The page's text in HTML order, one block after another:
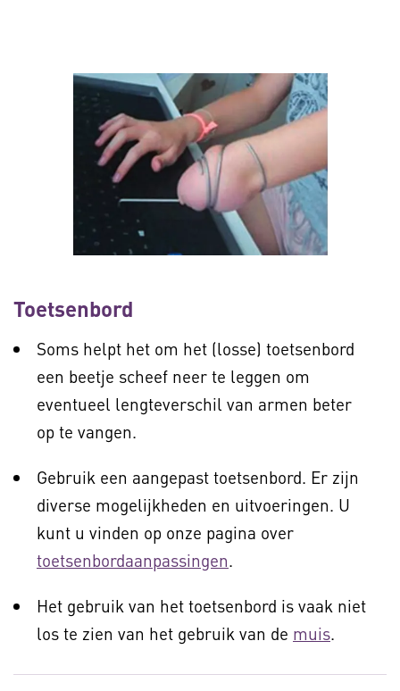
Toetsenbord
Soms helpt het om het (losse) toetsenbord
een beetje scheef neer te leggen om
eventueel lengteverschil van armen beter
op te vangen.
Gebruik een aangepast toetsenbord. Er zijn
diverse mogelijkheden en uitvoeringen. U
kunt u vinden op onze pagina over
toetsenbordaanpassingen.
Het gebruik van het toetsenbord is vaak niet
los te zien van het gebruik van de muis.